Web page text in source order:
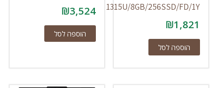
1315U/8GB/256SSD/
₪
לסל
₪ 3,524
הוספה לסל